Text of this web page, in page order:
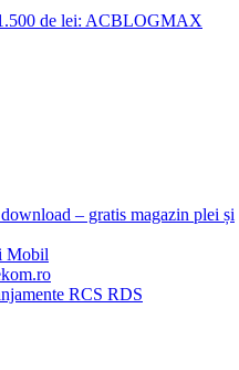
de lei: ACBLOGMAX
– gratis magazin plei și
Mobil
RCS RDS